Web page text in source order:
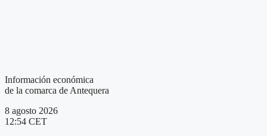
Información económica
de la comarca de Antequera
8 agosto 2026
12:54 CET